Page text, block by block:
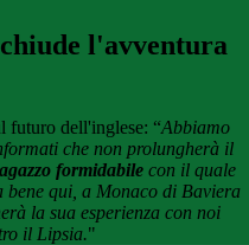
l'avventura
futuro dell'inglese: “Abbiamo
che non prolungherà il
formidabile con il quale
bene qui, a Monaco di Baviera
la sua esperienza con noi
il Lipsia."